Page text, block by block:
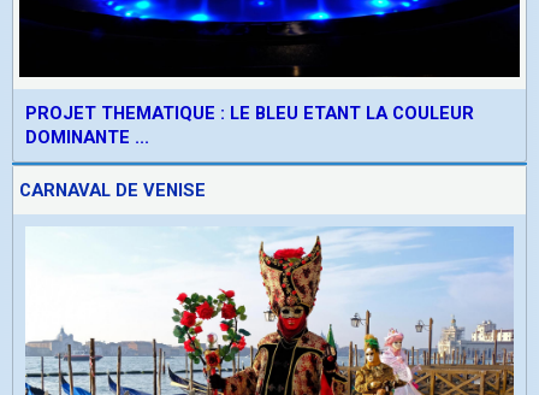
PROJET THEMATIQUE : LE BLEU ETANT LA COULEUR
DOMINANTE ...
CARNAVAL DE VENISE